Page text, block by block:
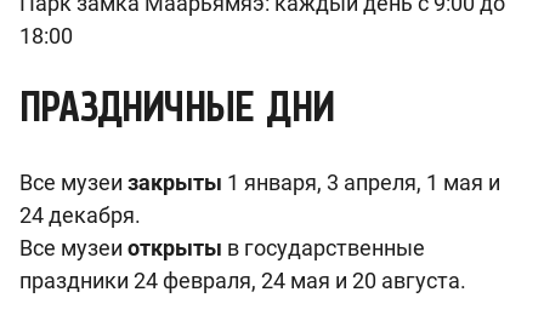
18:00
ПРАЗДНИЧНЫЕ ДНИ
Все музеи закрыты 1 января, 3 апреля, 1 мая и
24 декабря.
Все музеи открыты в государственные
праздники 24 февраля, 24 мая и 20 августа.